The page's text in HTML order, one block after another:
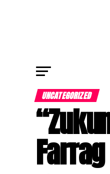
UNCATEGORIZED